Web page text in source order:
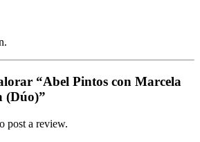
“Abel Pintos con Marcela
(Dúo)”
post a review.